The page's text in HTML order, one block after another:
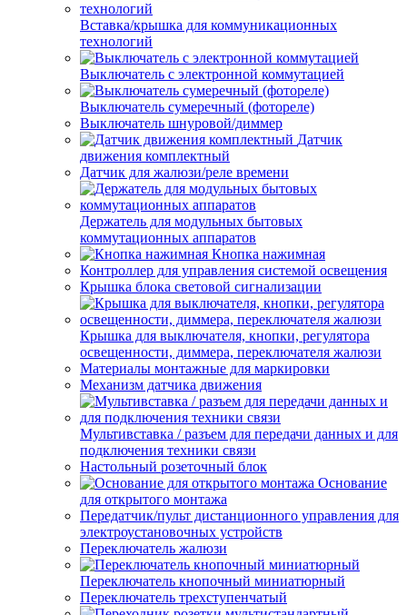
Вставка/крышка для коммуникационных
технологий
Выключатель с электронной коммутацией
Выключатель сумеречный (фотореле)
Выключатель шнуровой/диммер
Датчик
движения комплектный
Датчик для жалюзи/реле времени
Держатель для модульных бытовых
коммутационных аппаратов
Кнопка нажимная
Контроллер для управления системой освещения
Крышка блока световой сигнализации
Крышка для выключателя, кнопки, регулятора
освещенности, диммера, переключателя жалюзи
Материалы монтажные для маркировки
Механизм датчика движения
Мультивставка / разъем для передачи данных и для
подключения техники связи
Настольный розеточный блок
Основание
для открытого монтажа
Передатчик/пульт дистанционного управления для
электроустановочных устройств
Переключатель жалюзи
Переключатель кнопочный миниатюрный
Переключатель трехступенчатый